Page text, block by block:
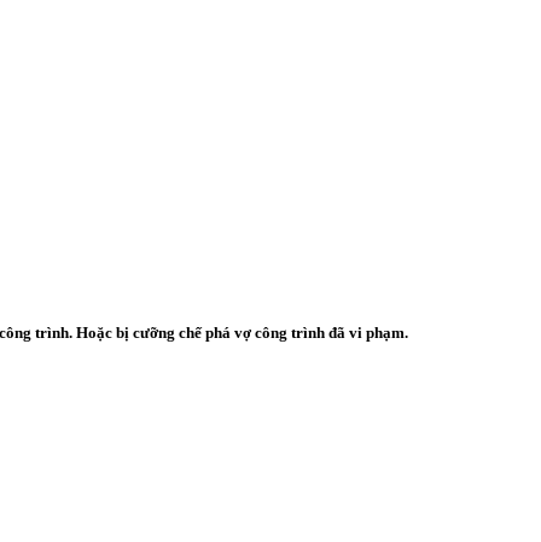
trình. Hoặc bị cưỡng chế phá vợ công trình đã vi phạm.